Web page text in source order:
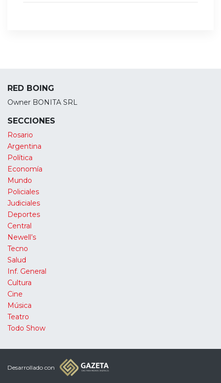
RED BOING
Owner BONITA SRL
SECCIONES
Rosario
Argentina
Política
Economía
Mundo
Policiales
Judiciales
Deportes
Central
Newell’s
Tecno
Salud
Inf. General
Cultura
Cine
Música
Teatro
Todo Show
Desarrollado con